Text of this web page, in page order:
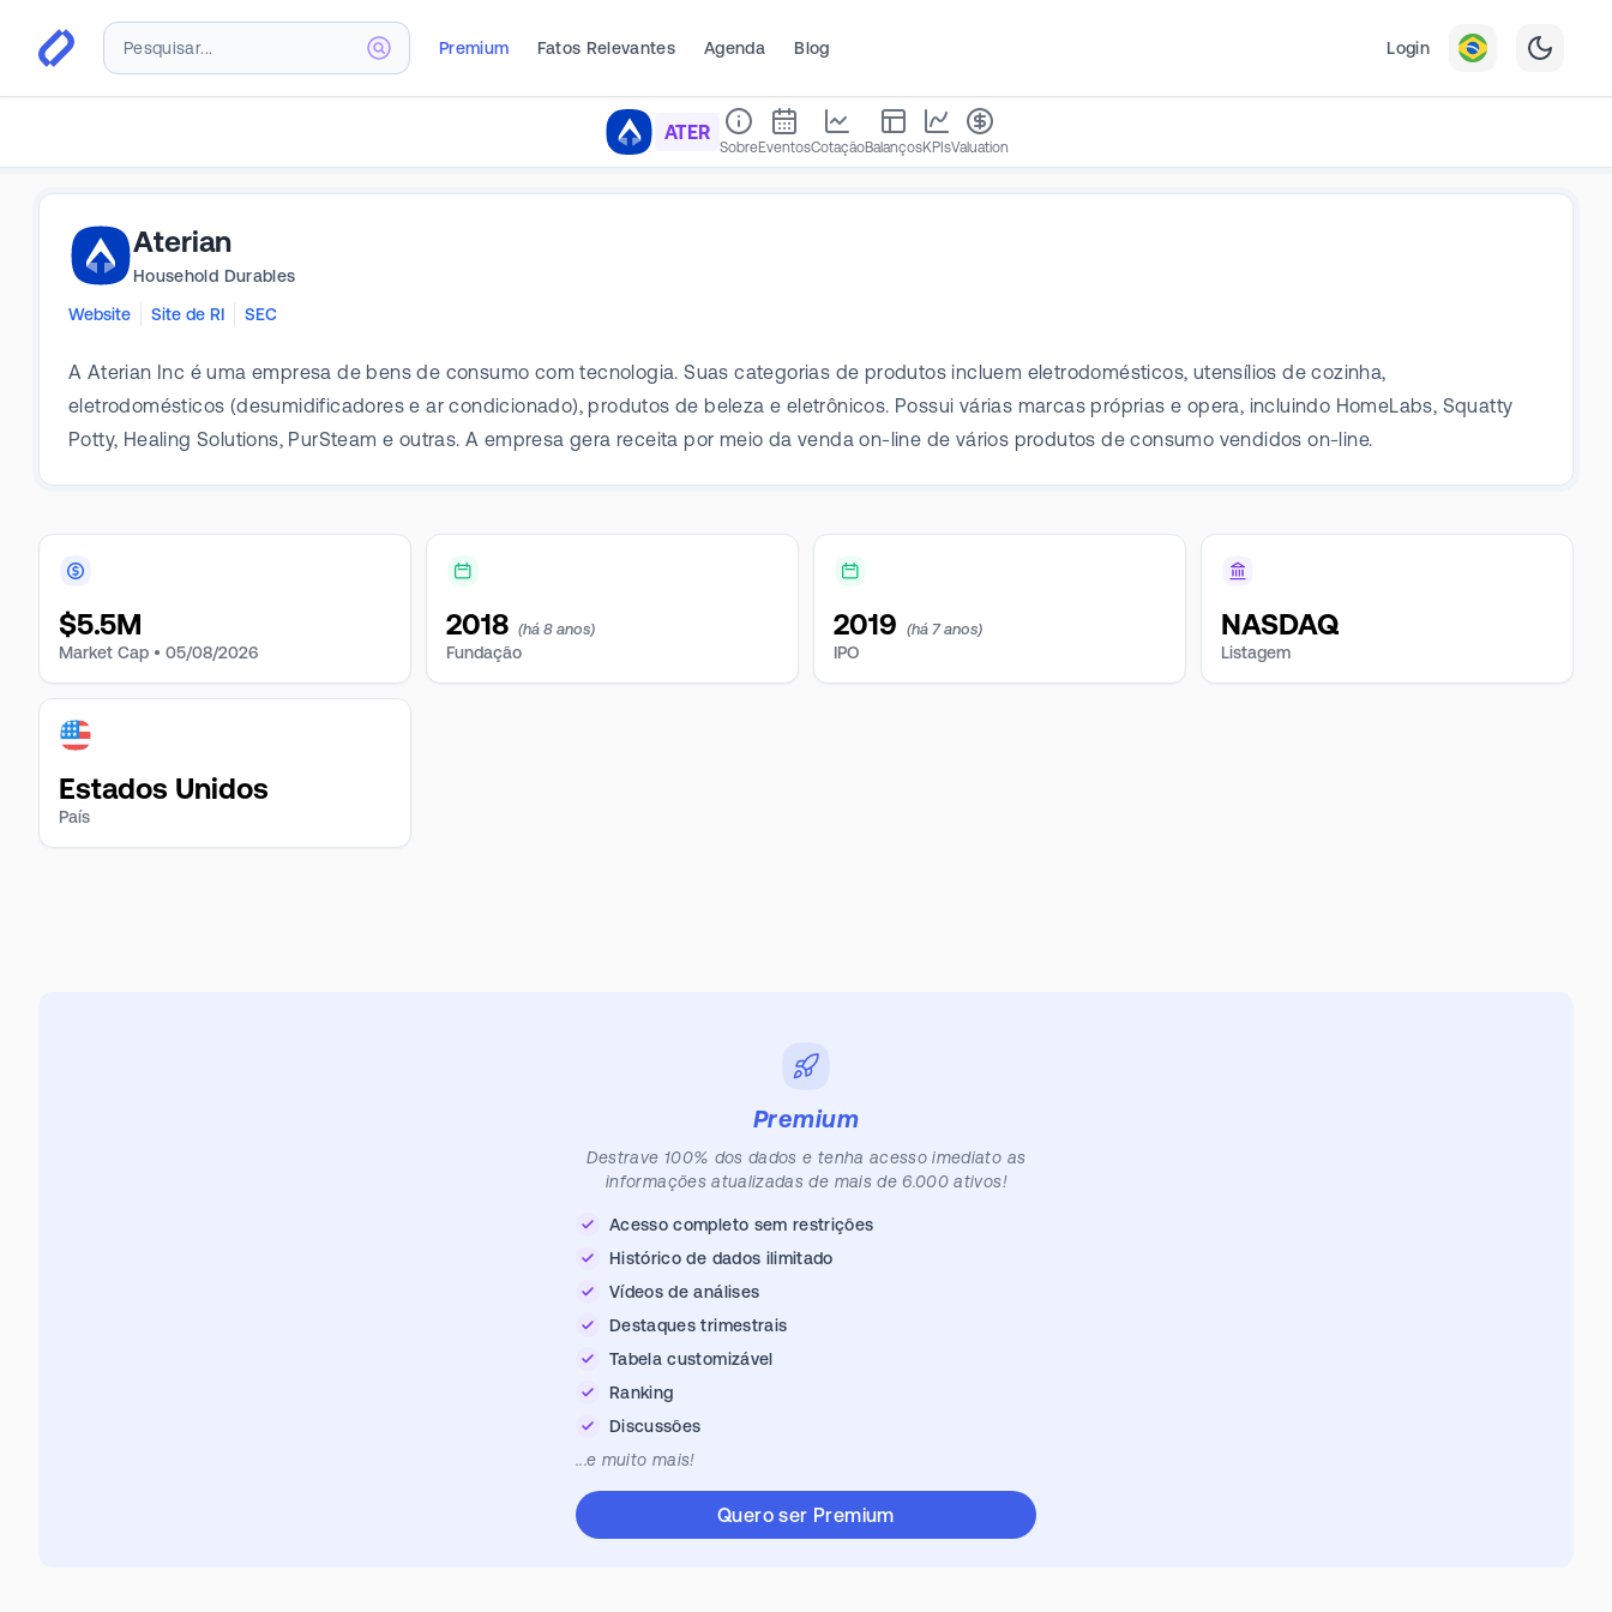
Premium Fatos Relevantes Agenda Blog Login
ATER
SobreEventosCotaçãoBalançosKPIsValuation
Aterian
Household Durables
Website
Site de RI SEC
A Aterian Inc é uma empresa de bens de consumo com tecnologia. Suas categorias de produtos incluem eletrodomésticos, utensílios de cozinha,
eletrodomésticos (desumidificadores e ar condicionado), produtos de beleza e eletrônicos. Possui várias marcas próprias e opera, incluindo HomeLabs, Squatty
Potty, Healing Solutions, PurSteam e outras. A empresa gera receita por meio da venda on-line de vários produtos de consumo vendidos on-line.
$5.5M
Market Cap • 05/08/2026
2018 (há 8 anos)
Fundação
2019 (há 7 anos)
IPO
NASDAQ
Listagem
Estados Unidos
País
Premium
Destrave 100% dos dados e tenha acesso imediato as
informações atualizadas de mais de 6.000 ativos!
Acesso completo sem restrições
Histórico de dados ilimitado
Vídeos de análises
Destaques trimestrais
Tabela customizável
Ranking
Discussões
...e muito mais!
Quero ser Premium